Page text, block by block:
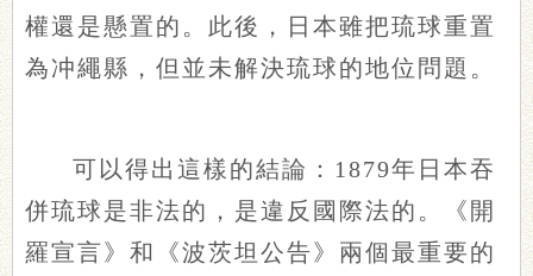
權還是懸置的。此後，日本雖把琉球重置
為冲繩縣，但並未解決琉球的地位問題。
可以得出這樣的結論：1879年日本吞
併琉球是非法的，是違反國際法的。《開
羅宣言》和《波茨坦公告》兩個最重要的